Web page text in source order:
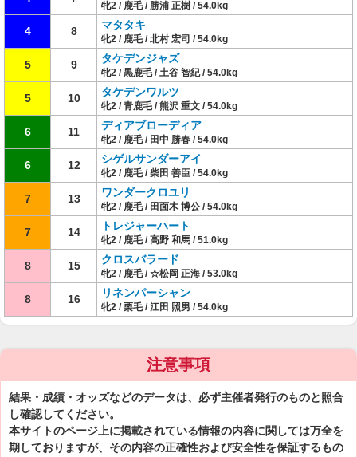
牝2 / 鹿毛 / 勝浦 正樹 / 54.0kg
4 8 マタタキ
牝2 / 鹿毛 / 北村 宏司 / 54.0kg
5 9 タケデンジャズ
牝2 / 黒鹿毛 / 土谷 智紀 / 54.0kg
5 10 タケデンワルツ
牝2 / 青鹿毛 / 熊沢 重文 / 54.0kg
6 11 ディアブローディア
牝2 / 鹿毛 / 田中 勝春 / 54.0kg
6 12 シゲルサンダーアイ
牝2 / 鹿毛 / 柴田 善臣 / 54.0kg
7 13 ワンダークロユリ
牝2 / 鹿毛 / 田面木 博公 / 54.0kg
7 14 トレジャーハート
牝2 / 鹿毛 / 高野 和馬 / 51.0kg
8 15 クロスバラード
牝2 / 鹿毛 / ☆松岡 正海 / 53.0kg
8 16 リネンパーシャン
牝2 / 栗毛 / 江田 照男 / 54.0kg
注意事項
結果・成績・オッズなどのデータは、必ず主催者発行のものと照合
し確認してください。
本サイトのページ上に掲載されている情報の内容に関しては万全を
期しておりますが、その内容の正確性および安全性を保証するもの